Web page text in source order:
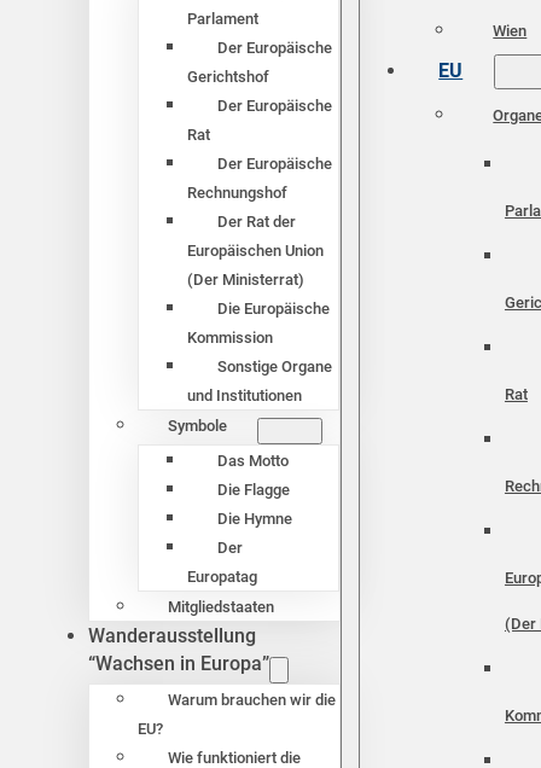
Parlament
Der Europäische
Gerichtshof
Der Europäische
Rat
Der Europäische
Rechnungshof
Der Rat der
Europäischen Union
(Der Ministerrat)
Die Europäische
Kommission
Sonstige Organe
und Institutionen
Symbole
Das Motto
Die Flagge
Die Hymne
Der
Europatag
Mitgliedstaaten
Wanderausstellung
“Wachsen in Europa”
Warum brauchen wir die
EU?
Wie funktioniert die
Wien
EU
Rat
(Der